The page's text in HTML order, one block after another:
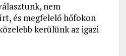
nem
és megfelelő hőfokon
kerülünk az igazi